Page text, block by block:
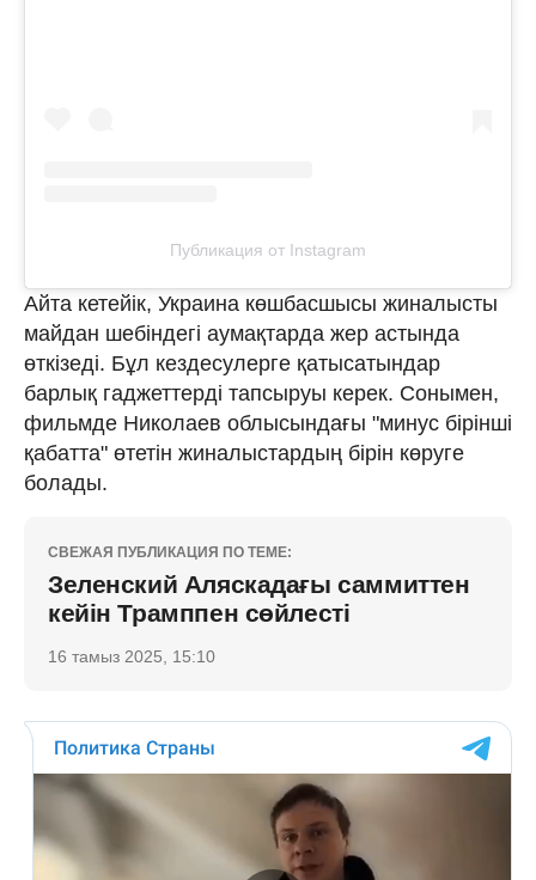
Публикация от Instagram
Айта кетейік, Украина көшбасшысы жиналысты
майдан шебіндегі аумақтарда жер астында
өткізеді. Бұл кездесулерге қатысатындар
барлық гаджеттерді тапсыруы керек. Сонымен,
фильмде Николаев облысындағы "минус бірінші
қабатта" өтетін жиналыстардың бірін көруге
болады.
СВЕЖАЯ ПУБЛИКАЦИЯ ПО ТЕМЕ:
Зеленский Аляскадағы саммиттен
кейін Трамппен сөйлесті
16 тамыз 2025, 15:10